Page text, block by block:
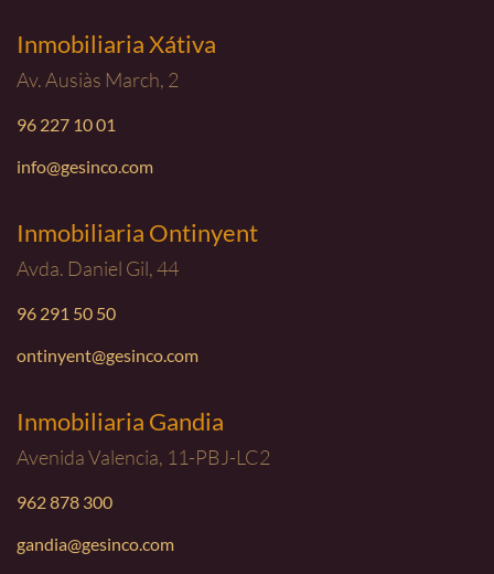
Inmobiliaria Xátiva
Av. Ausiàs March, 2
96 227 10 01
info@gesinco.com
Inmobiliaria Ontinyent
Avda. Daniel Gil, 44
96 291 50 50
ontinyent@gesinco.com
Inmobiliaria Gandia
Avenida Valencia, 11-PBJ-LC2
962 878 300
gandia@gesinco.com